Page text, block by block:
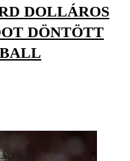
DOLLÁROS
DÖNTÖTT